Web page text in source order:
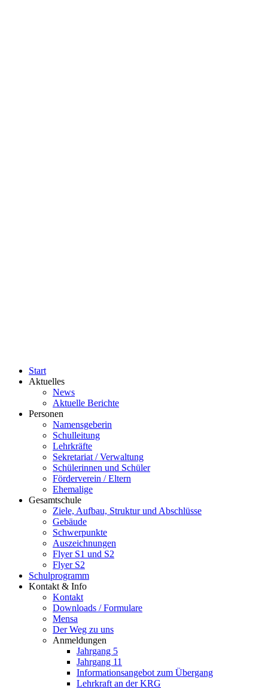
Start
Aktuelles
News
Aktuelle Berichte
Personen
Namensgeberin
Schulleitung
Lehrkräfte
Sekretariat / Verwaltung
Schülerinnen und Schüler
Förderverein / Eltern
Ehemalige
Gesamtschule
Ziele, Aufbau, Struktur und Abschlüsse
Gebäude
Schwerpunkte
Auszeichnungen
Flyer S1 und S2
Flyer S2
Schulprogramm
Kontakt & Info
Kontakt
Downloads / Formulare
Mensa
Der Weg zu uns
Anmeldungen
Jahrgang 5
Jahrgang 11
Informationsangebot zum Übergang
Lehrkraft an der KRG